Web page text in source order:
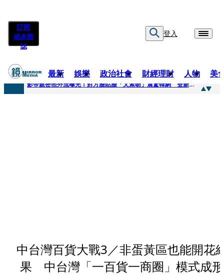
訂閱
紙本雜
誌
登入
最新 娛樂 政治社會 財經理財 人物 美
快訊
影帝親密照外流曝光！對方臉貼臉「又索吻」震驚韓網 登新聞熱搜第一
中台灣百貨大戰3／非蛋黃區也能開花
果 中台灣「一百貨一商圈」模式成形